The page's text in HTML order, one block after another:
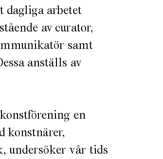
dagliga arbetet
av curator,
samt
anställs av
en
konstnärer,
undersöker vår tids